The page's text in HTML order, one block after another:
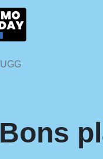
UGG
Bons